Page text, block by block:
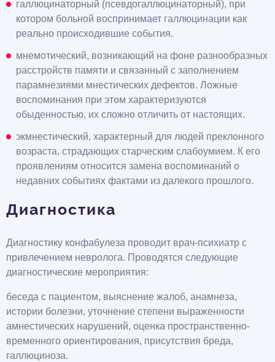
галлюцинаторный (псевдогаллюцинаторный), при
котором больной воспринимает галлюцинации как
реально происходившие события.
мнемотический, возникающий на фоне разнообразных
расстройств памяти и связанный с заполнением
парамнезиями мнестических дефектов. Ложные
воспоминания при этом характеризуются
обыденностью, их сложно отличить от настоящих.
экмнестический, характерный для людей преклонного
возраста, страдающих старческим слабоумием. К его
проявлениям относится замена воспоминаний о
недавних событиях фактами из далекого прошлого.
Диагностика
Диагностику конфабулеза проводит врач-психиатр с
привлечением невролога. Проводятся следующие
диагностические мероприятия:
беседа с пациентом, выяснение жалоб, анамнеза,
истории болезни, уточнение степени выраженности
амнестических нарушений, оценка пространственно-
временного ориентирования, присутствия бреда,
галлюциноза.